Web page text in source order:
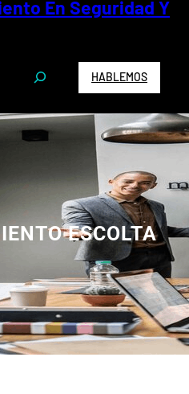
En Seguridad Y
S
e
r
c
HABLEMOS
ESCOLTA